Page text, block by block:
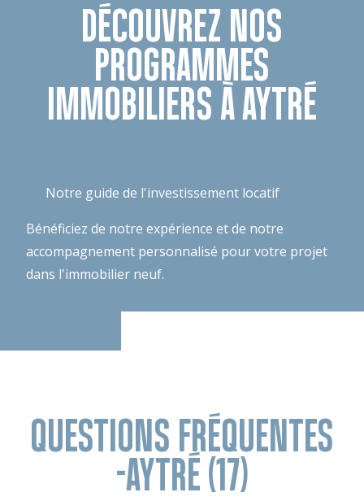
DÉCOUVREZ NOS
PROGRAMMES
IMMOBILIERS À AYTRÉ
Notre guide de l'investissement locatif
Bénéficiez de notre expérience et de notre
accompagnement personnalisé pour votre projet
dans l'immobilier neuf.
QUESTIONS FRÉQUENTES
-AYTRÉ (17)